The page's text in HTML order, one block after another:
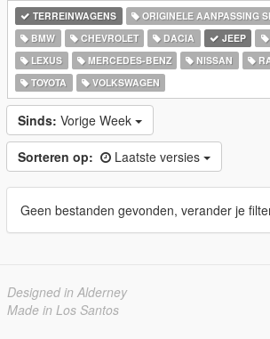
TERREINWAGENS
ORIGINELE AANPASSING
BMW
CHEVROLET DACIA JEEP
LEXUS
MERCEDES-BENZ NISSAN
TOYOTA
VOLKSWAGEN
Sinds: Vorige Week
Sorteren op: Laatste versies
Geen bestanden gevonden, verander je
Designed in Alderney
Made in Los Santos